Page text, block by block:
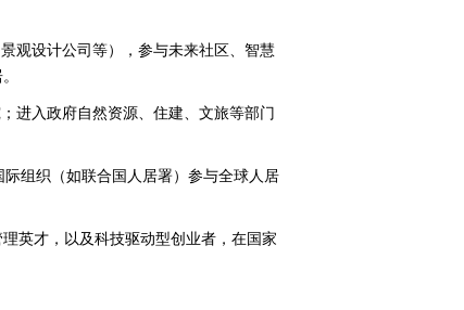
观设计公司等），参与未来社区、智慧
进入政府自然资源、住建、文旅等部门
组织（如联合国人居署）参与全球人居
英才，以及科技驱动型创业者，在国家